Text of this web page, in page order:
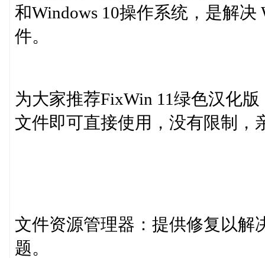
和Windows 10操作系统，是解决
件。
为大家推荐FixWin 11绿色汉化
文件即可直接使用，没有限制，
文件资源管理器：提供修复以解
题。